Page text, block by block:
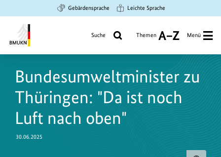
Hauptinhalt
springen
Suche
springen
Hauptnavigation
springen
Gebärdensprache Leichte Sprache
Umwelt,
Naturschutz
und
nukleare
Sicherheit
Suche Themen
A
Z
Menü
Bundesumweltminister zu
Thüringen: "Da ist noch
Luft nach oben"
30.06.2025